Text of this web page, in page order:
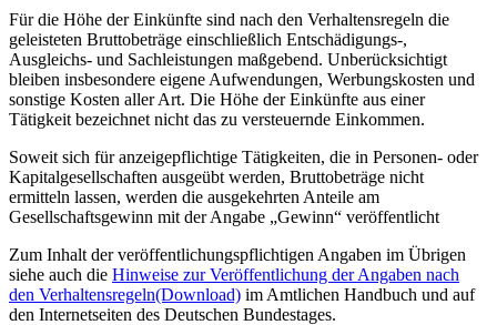
Für die Höhe der Einkünfte sind nach den Verhaltensregeln die
geleisteten Bruttobeträge einschließlich Entschädigungs-,
Ausgleichs- und Sachleistungen maßgebend. Unberücksichtigt
bleiben insbesondere eigene Aufwendungen, Werbungskosten und
sonstige Kosten aller Art. Die Höhe der Einkünfte aus einer
Tätigkeit bezeichnet nicht das zu versteuernde Einkommen.
Soweit sich für anzeigepflichtige Tätigkeiten, die in Personen- oder
Kapitalgesellschaften ausgeübt werden, Bruttobeträge nicht
ermitteln lassen, werden die ausgekehrten Anteile am
Gesellschaftsgewinn mit der Angabe „Gewinn“ veröffentlicht
Zum Inhalt der veröffentlichungspflichtigen Angaben im Übrigen
siehe auch die Hinweise zur Veröffentlichung der Angaben nach
den Verhaltensregeln(Download) im Amtlichen Handbuch und auf
den Internetseiten des Deutschen Bundestages.